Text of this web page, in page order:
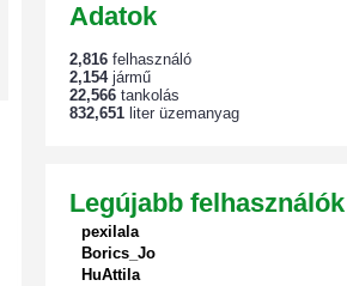
Adatok
2,816 felhasználó
2,154jármű
22,566 tankolás
832,651 liter üzemanyag
Legújabb felhasználók
pexilala
Borics_Jo
HuAttila